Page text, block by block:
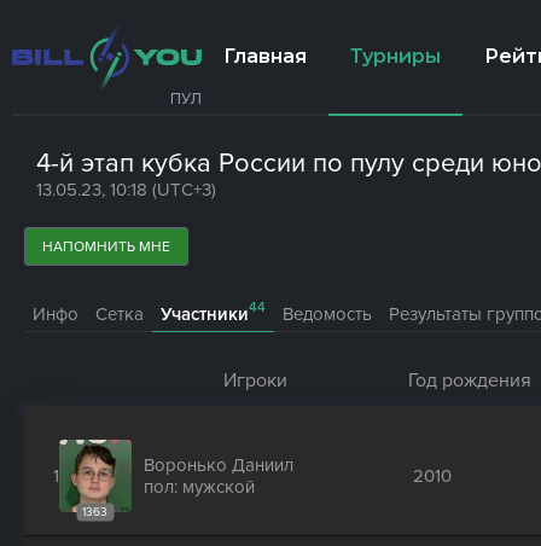
ПУЛ
Главная Турниры
4-й этап кубка России по пулу среди
13.05.23, 10:18 (UTC+3)
НАПОМНИТЬ МНЕ
Инфо Сетка Участники44 Ведомость Результаты
Игроки Год рождения
1
1363
Воронько Даниил
пол: мужской
2010